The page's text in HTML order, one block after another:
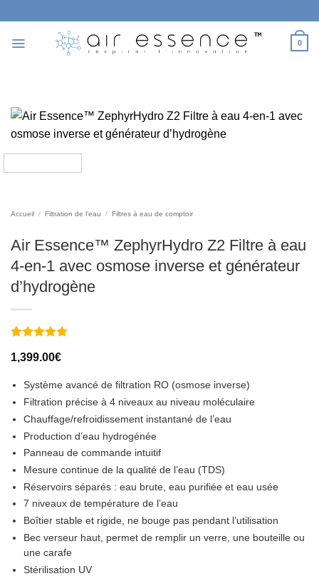
contenu
0
Accueil / Filtration de l’eau / Filtres à eau de comptoir
Air Essence™ ZephyrHydro Z2 Filtre à eau
4-en-1 avec osmose inverse et générateur
d’hydrogène
5 basé sur
client
1,399.00€
Système avancé de filtration RO (osmose inverse)
Filtration précise à 4 niveaux au niveau moléculaire
Chauffage/refroidissement instantané de l’eau
Production d’eau hydrogénée
Panneau de commande intuitif
Mesure continue de la qualité de l’eau (TDS)
Réservoirs séparés : eau brute, eau purifiée et eau usée
7 niveaux de température de l’eau
Boîtier stable et rigide, ne bouge pas pendant l’utilisation
Bec verseur haut, permet de remplir un verre, une bouteille ou
une carafe
Stérilisation UV